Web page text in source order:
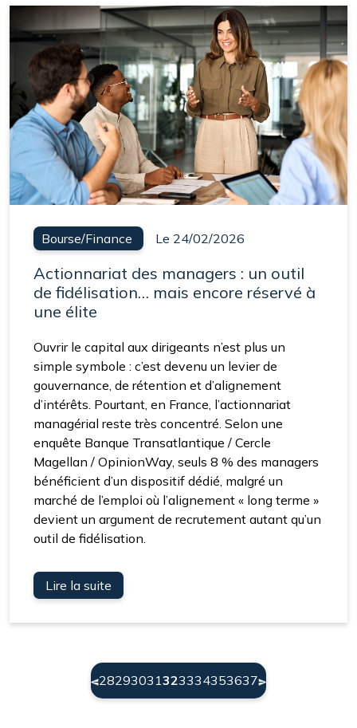
Bourse/Finance Le 24/02/2026
Actionnariat des managers : un outil
de fidélisation… mais encore réservé à
une élite
Ouvrir le capital aux dirigeants n’est plus un
simple symbole : c’est devenu un levier de
gouvernance, de rétention et d’alignement
d’intérêts. Pourtant, en France, l’actionnariat
managérial reste très concentré. Selon une
enquête Banque Transatlantique / Cercle
Magellan / OpinionWay, seuls 8 % des managers
bénéficient d’un dispositif dédié, malgré un
marché de l’emploi où l’alignement « long terme »
devient un argument de recrutement autant qu’un
outil de fidélisation.
Lire la suite
2829303132(current)
3334353637